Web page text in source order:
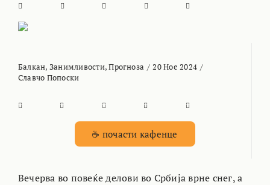
Балкан, Занимливости,Прогноза / 20 Ное 2024 /
Славчо Попоски
☕ почасти кафенце
Вечерва во повеќе делови во Србија врне снег, а